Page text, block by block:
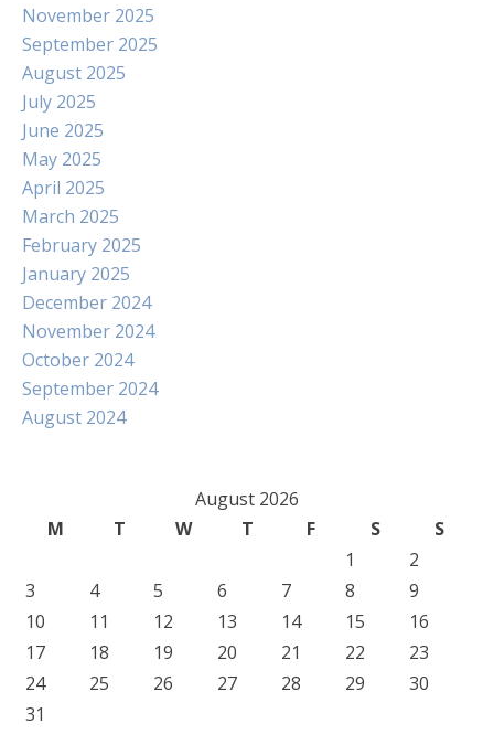
November 2025
September 2025
August 2025
July 2025
June 2025
May 2025
April 2025
March 2025
February 2025
January 2025
December 2024
November 2024
October 2024
September 2024
August 2024
August 2026
M
T W T F S
S
1
2
3
4 5 6 7 8
9
10
11 12 13 14 15
16
17
18 19 20 21 22
23
24
25 26 27 28 29
30
31